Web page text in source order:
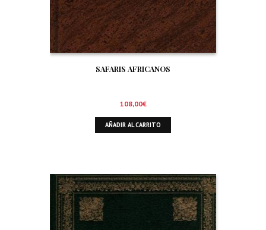
SAFARIS AFRICANOS
108,00€
AÑADIR AL CARRITO